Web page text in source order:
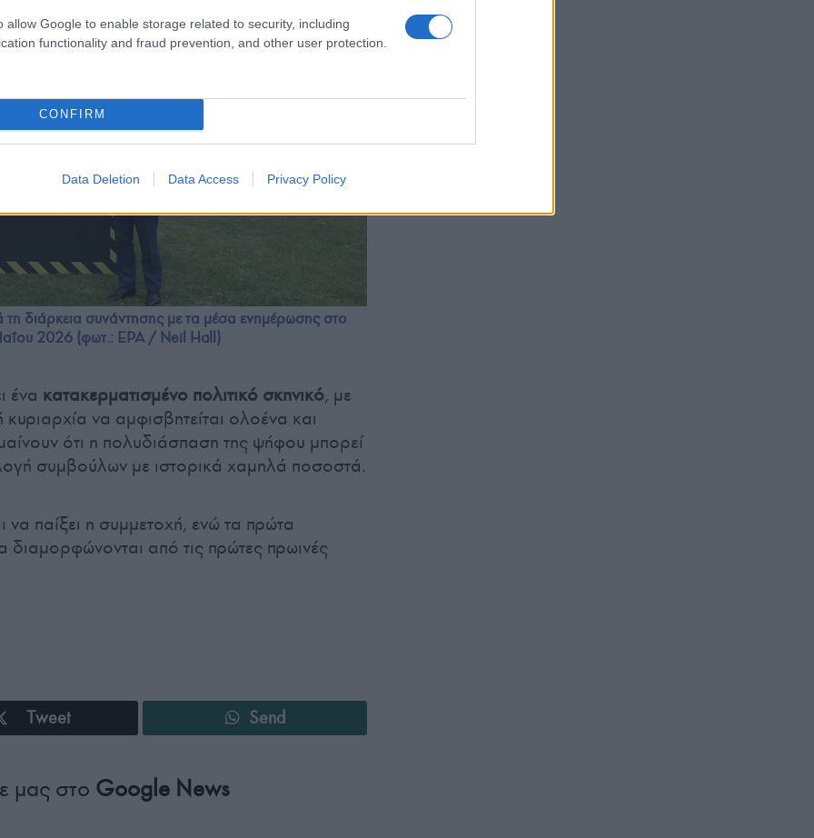
allow Google to enable storage related to security, including
functionality and fraud prevention, and other user protection.
CONFIRM
Data Deletion Data Access Privacy Policy
διάρκεια συνάντησης με τα μέσα ενημέρωσης στο
2026 (φωτ.: EPA / Neil Hall)
ένα κατακερματισμένο πολιτικό σκηνικό, με
να αμφισβητείται ολοένα και
ότι η πολυδιάσπαση της ψήφου μπορεί
συμβούλων με ιστορικά χαμηλά ποσοστά.
παίξει η συμμετοχή, ενώ τα πρώτα
από τις πρώτες πρωινές
Tweet Send
μας στο Google News